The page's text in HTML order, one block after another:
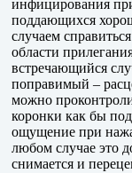
инфицирования
поддающихся
случаем
области
встречающийся
поправимый –
можно
коронки как бы
ощущение при
любом случае это
снимается и